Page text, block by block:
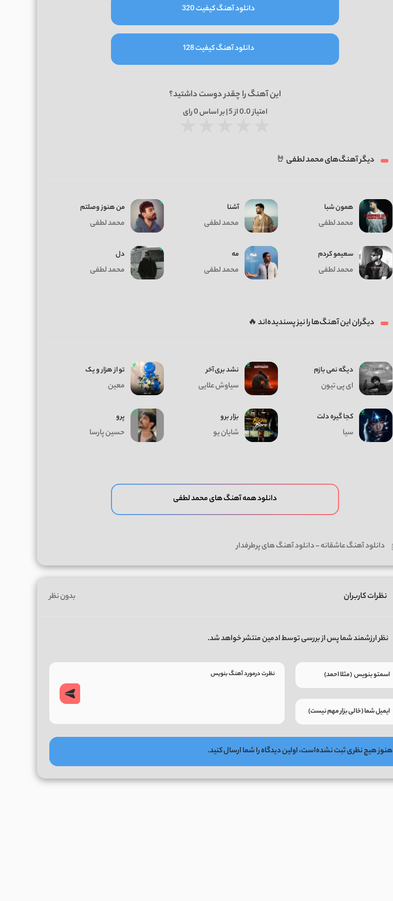
دانلود آهنگ کیفیت 320
دانلود آهنگ کیفیت 128
این آهنگ را چقدر دوست داشتید؟
امتیاز0.0از 5 | بر اساس 0رای
دیگر آهنگ‌های محمد لطفی 🤘
همون شبا
محمد لطفی
آشنا
محمد لطفی
من هنوز وصلتم
محمد لطفی
سعیمو کردم
محمد لطفی
مه
محمد لطفی
دل
محمد لطفی
دیگران این آهنگ‌ها را نیز پسندیده‌اند 🔥
دیگه نمی بازم
ای پی تیون
نشد بری آخر
سیاوش علایی
تو از هزار و یک
معین
کجا گیره دلت
سیا
بزار برو
شایان یو
پرو
حسین پارسا
دانلود همه آهنگ های محمد لطفی
دانلود آهنگ عاشقانه-دانلود آهنگ های پرطرفدار
نظرات کاربران بدون نظر
نظر ارزشمند شما پس از بررسی توسط ادمین منتشر خواهد شد.
هنوز هیچ نظری ثبت نشده‌است، اولین دیدگاه را شما ارسال کنید.